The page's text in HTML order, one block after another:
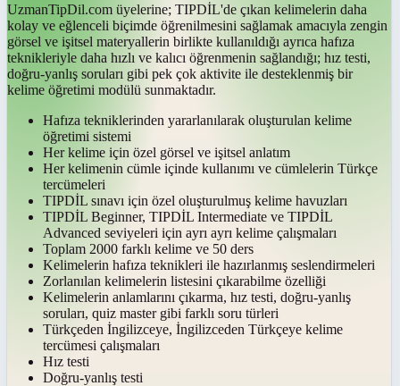
UzmanTipDil.com üyelerine; TIPDİL'de çıkan kelimelerin daha
kolay ve eğlenceli biçimde öğrenilmesini sağlamak amacıyla zengin
görsel ve işitsel materyallerin birlikte kullanıldığı ayrıca hafıza
teknikleriyle daha hızlı ve kalıcı öğrenmenin sağlandığı; hız testi,
doğru-yanlış soruları gibi pek çok aktivite ile desteklenmiş bir
kelime öğretimi modülü sunmaktadır.
Hafıza tekniklerinden yararlanılarak oluşturulan kelime
öğretimi sistemi
Her kelime için özel görsel ve işitsel anlatım
Her kelimenin cümle içinde kullanımı ve cümlelerin Türkçe
tercümeleri
TIPDİL sınavı için özel oluşturulmuş kelime havuzları
TIPDİL Beginner, TIPDİL Intermediate ve TIPDİL
Advanced seviyeleri için ayrı ayrı kelime çalışmaları
Toplam 2000 farklı kelime ve 50 ders
Kelimelerin hafıza teknikleri ile hazırlanmış seslendirmeleri
Zorlanılan kelimelerin listesini çıkarabilme özelliği
Kelimelerin anlamlarını çıkarma, hız testi, doğru-yanlış
soruları, quiz master gibi farklı soru türleri
Türkçeden İngilizceye, İngilizceden Türkçeye kelime
tercümesi çalışmaları
Hız testi
Doğru-yanlış testi